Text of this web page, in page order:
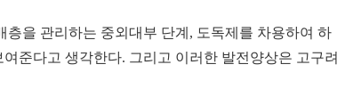
을 관리하는 중외대부 단계, 도독제를 차용하여 하
준다고 생각한다. 그리고 이러한 발전양상은 고구려